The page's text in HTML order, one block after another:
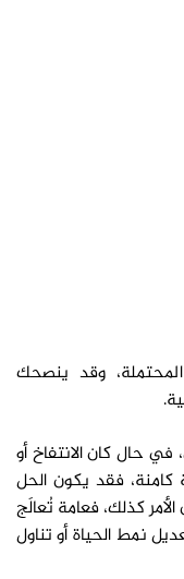
وقد ينصحك
في حال كان الانتفاخ أو
فقد يكون الحل
كذلك، فعامة تُعالَج
نمط الحياة أو تناول